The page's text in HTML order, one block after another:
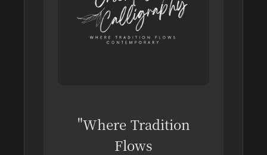
"Where Tradition
Flows